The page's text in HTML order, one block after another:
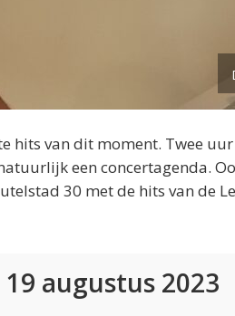
hits van dit moment. Twee
een concertagenda.
30 met de hits van de
19 augustus 2023